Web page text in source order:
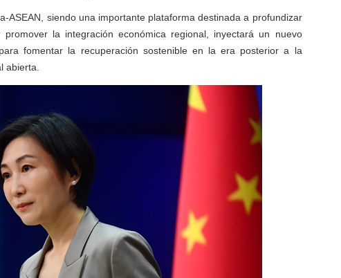
ASEAN, siendo una importante plataforma destinada a profundizar
la integración económica regional, inyectará un nuevo
fomentar la recuperación sostenible en la era posterior a la
abierta.